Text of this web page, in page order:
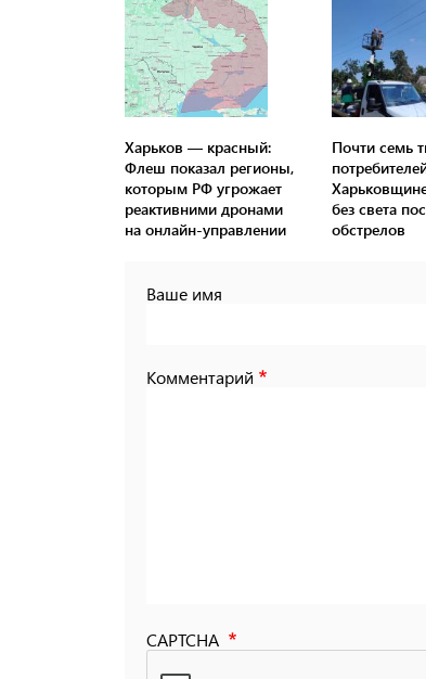
Харьков — красный:
Флеш показал регионы,
которым РФ угрожает
реактивними дронами
на онлайн-управлении
Почти семь
без света
обстрелов
Ваше имя
Комментарий
CAPTCHA